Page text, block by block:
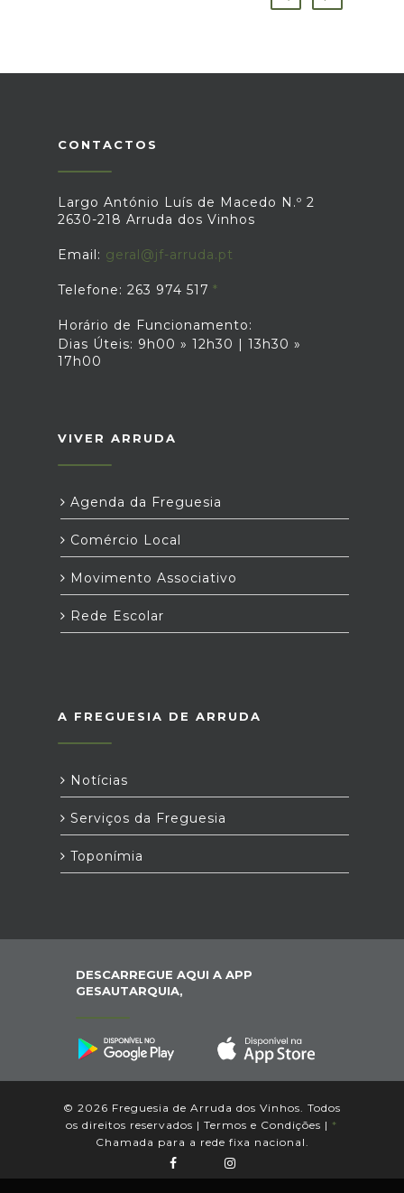
CONTACTOS
Largo António Luís de Macedo N.º 2
2630-218 Arruda dos Vinhos
Email: geral@jf-arruda.pt
Telefone: 263 974 517
Horário de Funcionamento:
Dias Úteis: 9h00 » 12h30 | 13h30 »
17h00
VIVER ARRUDA
Agenda da Freguesia
Comércio Local
Movimento Associativo
Rede Escolar
A FREGUESIA DE ARRUDA
Notícias
Serviços da Freguesia
Toponímia
DESCARREGUE AQUI A APP
GESAUTARQUIA,
© 2026 Freguesia de Arruda dos Vinhos. Todos
os direitos reservados | Termos e Condições | *
Chamada para a rede fixa nacional.